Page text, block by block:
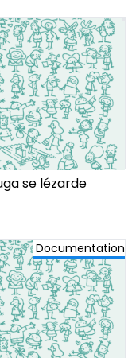
se lézarde
Documentation